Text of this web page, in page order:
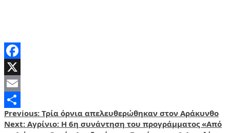
Facebook
X
Email
Share
Post
Previous: Τρία όρνια απελευθερώθηκαν στον Αράκυνθο
Next: Αγρίνιο: Η 6η συνάντηση του προγράμματος «Από